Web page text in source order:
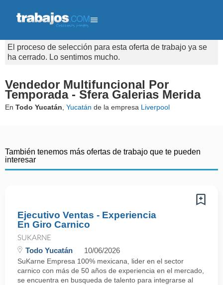
El proceso de selección para esta oferta de trabajo ya se
ha cerrado. Lo sentimos mucho.
Vendedor Multifuncional Por
Temporada - Sfera Galerias Merida
En Todo Yucatán Yucatán de la empresa Liverpool
También tenemos más ofertas de trabajo que te pueden
interesar
Ejecutivo Ventas - Experiencia
En Giro Carnico
SUKARNE
Todo Yucatán 10/06/2026
SuKarne Empresa 100% mexicana, lider en el sector
carnico con más de 50 años de experiencia en el mercado,
se encuentra en busqueda de talento para integrarse al